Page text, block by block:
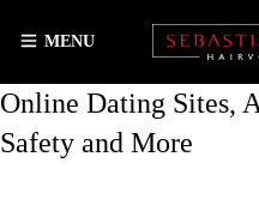
MENU
Online Dating Sites,
Safety and More